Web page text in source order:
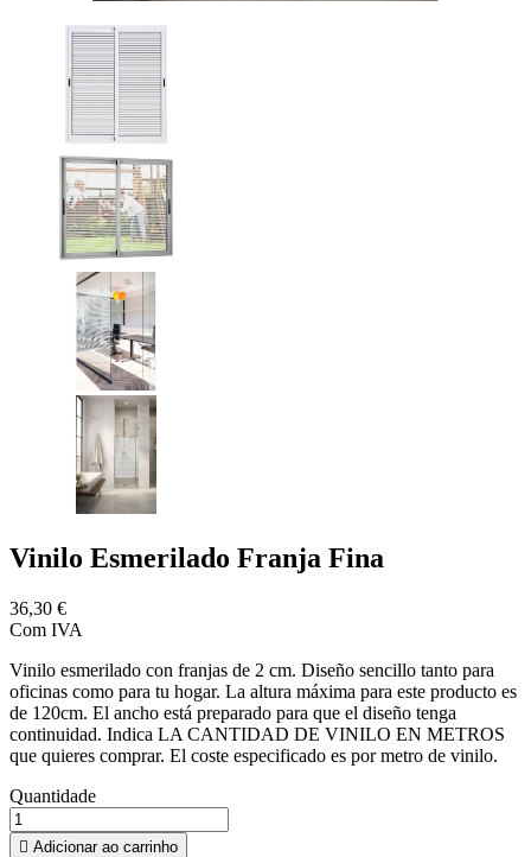
Vinilo Esmerilado Franja Fina
36,30 €
Com IVA
Vinilo esmerilado con franjas de 2 cm. Diseño sencillo tanto para
oficinas como para tu hogar. La altura máxima para este producto es
de 120cm. El ancho está preparado para que el diseño tenga
continuidad. Indica LA CANTIDAD DE VINILO EN METROS
que quieres comprar. El coste especificado es por metro de vinilo.
Quantidade
 Adicionar ao carrinho